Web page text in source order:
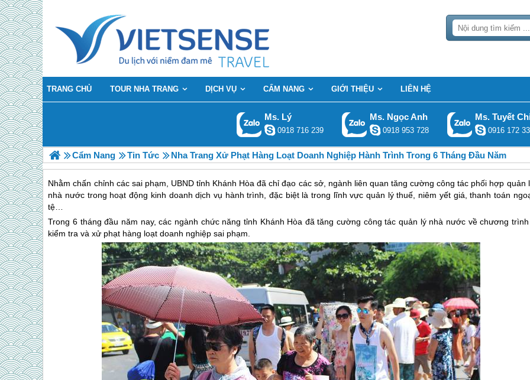
TRANG CHỦ TOUR NHA TRANG DỊCH VỤ CẨM NANG GIỚI THIỆU LIÊN HỆ
Ms. Lý
0918 716 239
Ms. Ngọc Anh
0918 953 728
Ms. Tuyết
0916 172
Cẩm Nang Tin Tức Nha Trang Xử Phạt Hàng Loạt Doanh Nghiệp Hành Trình Trong 6 Tháng Đầu Năm
Nhằm chấn chỉnh các sai phạm, UBND tỉnh Khánh Hòa đã chỉ đạo các sở, ngành liên quan tăng cường công tác phối hợp quản
nhà nước trong hoạt động kinh doanh dịch vụ hành trình, đặc biệt là trong lĩnh vực quản lý thuế, niêm yết giá, thanh toán
tệ…
Trong 6 tháng đầu năm nay, các ngành chức năng tỉnh Khánh Hòa đã tăng cường công tác quản lý nhà nước về chương
kiểm tra và xử phạt hàng loạt doanh nghiệp sai phạm.